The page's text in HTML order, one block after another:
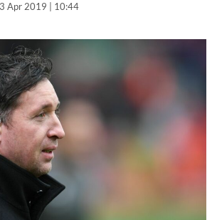
Apr 2019 | 10:44